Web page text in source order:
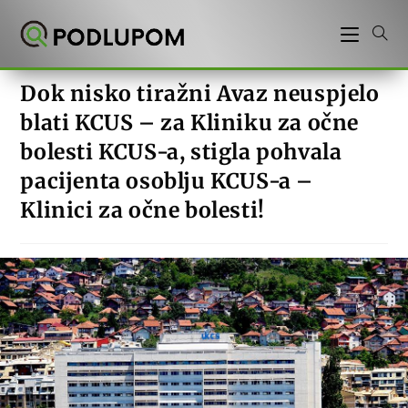
Dok nisko tiražni Avaz neuspjelo
blati KCUS – za Kliniku za očne
bolesti KCUS-a, stigla pohvala
pacijenta osoblju KCUS-a –
Klinici za očne bolesti!